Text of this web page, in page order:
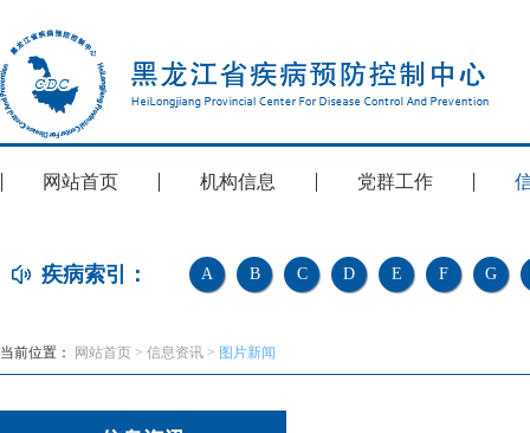
网站首页 机构信息 党群工作
疾病索引： A B C D E F G
当前位置： 网站首页 > 信息资讯 > 图片新闻